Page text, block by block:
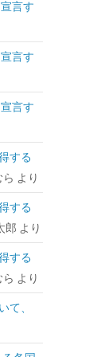
ク
04:03
言す
言す
言す
する
より
する
郎 より
する
より
て、